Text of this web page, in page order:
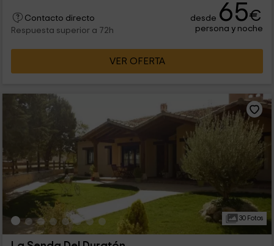
Contacto directo
Respuesta superior a 72h
desde 65€
persona y noche
VER OFERTA
30 Fotos